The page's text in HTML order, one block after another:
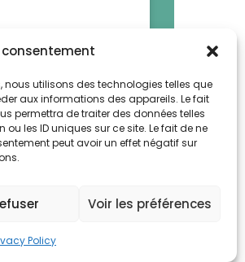
consentement
nous utilisons des technologies telles que
aux informations des appareils. Le fait
permettra de traiter des données telles
les ID uniques sur ce site. Le fait de ne
peut avoir un effet négatif sur
Voir les préférences
Policy